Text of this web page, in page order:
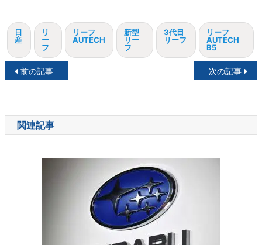
日
産
リ
ー
フ
リーフ
AUTECH
新型
リー
フ
3代目
リーフ
リーフ
AUTECH
B5
投
ナ
ビ
前の記事 次の記事
関連記事